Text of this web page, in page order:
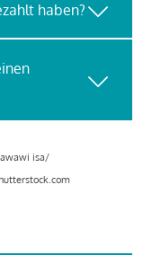
haben?
isa/